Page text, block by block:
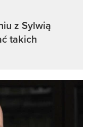
z Sylwią
takich